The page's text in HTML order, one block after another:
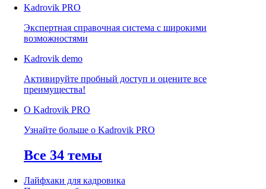
Kadrovik PRO
Экспертная справочная система с широкими
возможностями
Kadrovik demo
Активируйте пробный доступ и оцените все
преимущества!
О Kadrovik PRO
Узнайте больше о Kadrovik PRO
Все 34 темы
Лайфхаки для кадровика